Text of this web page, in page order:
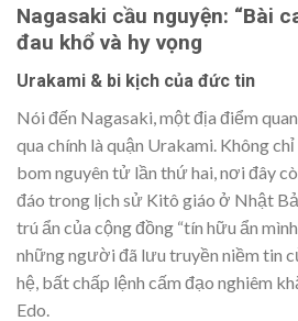
Nagasaki cầu nguyện: “Bài
đau khổ và hy vọng
Urakami & bi kịch của đức tin
Nói đến Nagasaki, một địa điểm
qua chính là quận Urakami. Không
bom nguyên tử lần thứ hai, nơi đây
đáo trong lịch sử Kitô giáo ở Nhật
trú ẩn của cộng đồng “tín hữu ẩn
những người đã lưu truyền niềm tin
hệ, bất chấp lệnh cấm đạo nghiêm
Edo.